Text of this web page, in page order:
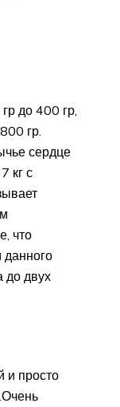
до 400 гр,
гр.
сердце
кг с
что
до двух
и просто